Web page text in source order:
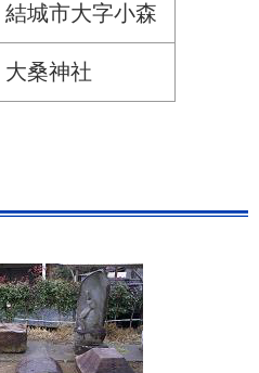
結城市大字小森
大桑神社